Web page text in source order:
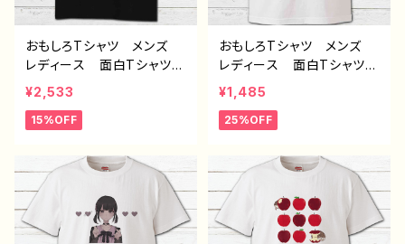
おもしろTシャツ メンズ
レディース 面白Tシャツ
かわいい おしゃれ 動
物 イラスト おおかみ
オオカミ 狼 個性的 お
ーター クリエイター 絵
師 オリジナル デザイ
ン グッズ プリント黒Tシ
ャツ PBブランド 半袖
デザイン コラボ J1-9
¥2,533
15%OFF
おもしろTシャツ メンズ
レディース 面白Tシャツ
かわいい おしゃれ 動
物 イラスト 猫 ねこ
ネコ 個性的 おすすめ
クリエイター 絵師 オリ
ジナル デザイン グッ
ズ プリント白Tシャツ P
Bブランド 半袖 デザイ
ン コラボ H-7
¥1,485
25%OFF